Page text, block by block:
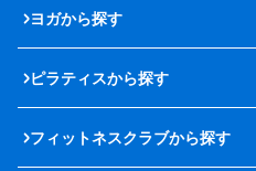
ヨガから探す
ピラティスから探す
フィットネスクラブから探す